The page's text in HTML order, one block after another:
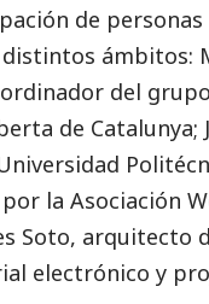
de
ámbitos:
del
de Catalunya;
la Asociación
Soto, arquitecto
electrónico y